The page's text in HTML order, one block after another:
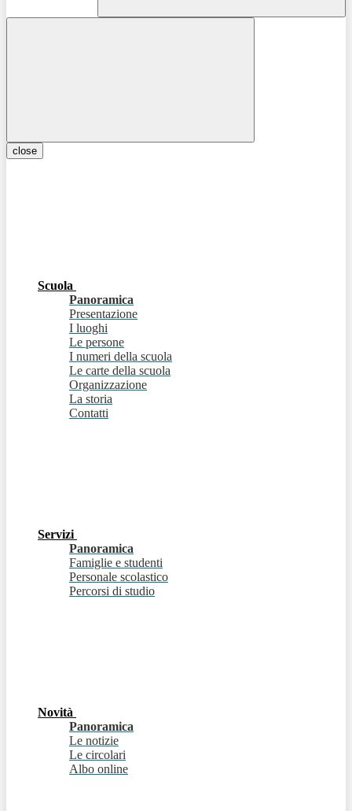
close
Scuola
Panoramica
Presentazione
I luoghi
Le persone
I numeri della scuola
Le carte della scuola
Organizzazione
La storia
Contatti
Servizi
Panoramica
Famiglie e studenti
Personale scolastico
Percorsi di studio
Novità
Panoramica
Le notizie
Le circolari
Albo online